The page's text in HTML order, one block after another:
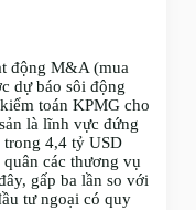
động M&A (mua
dự báo sôi động
toán KPMG cho
là lĩnh vực đứng
4,4 tỷ USD
các thương vụ
gấp ba lần so với
tư ngoại có quy